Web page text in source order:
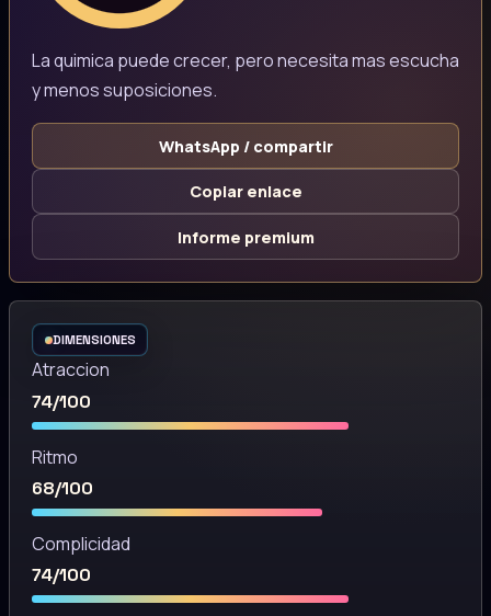
La quimica puede crecer, pero necesita mas escucha
y menos suposiciones.
WhatsApp / compartir
Copiar enlace
Informe premium
DIMENSIONES
Atraccion
74/100
Ritmo
68/100
Complicidad
74/100